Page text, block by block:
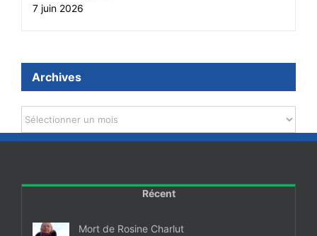
7 juin 2026
Archives
Archives
Récent
Mort de Rosine Charlut